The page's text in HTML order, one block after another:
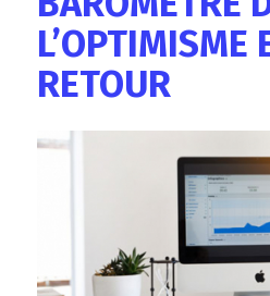
L’OPTIMISME
RETOUR